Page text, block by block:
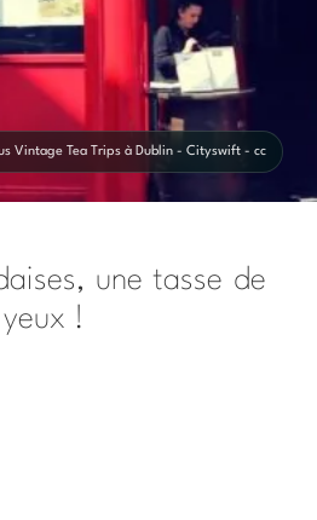
Vintage Tea Trips à Dublin - Cityswift - cc
une tasse de
!